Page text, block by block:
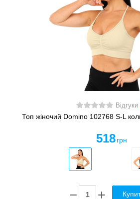
Відгуки
Топ жіночий Domino 102768 S-L
518 грн